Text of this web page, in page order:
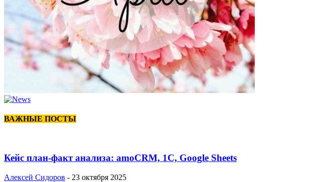
ВАЖНЫЕ ПОСТЫ
Кейс план-факт анализа: amoCRM, 1C, Google Sheets
Алексей Сидоров - 23 октября 2025